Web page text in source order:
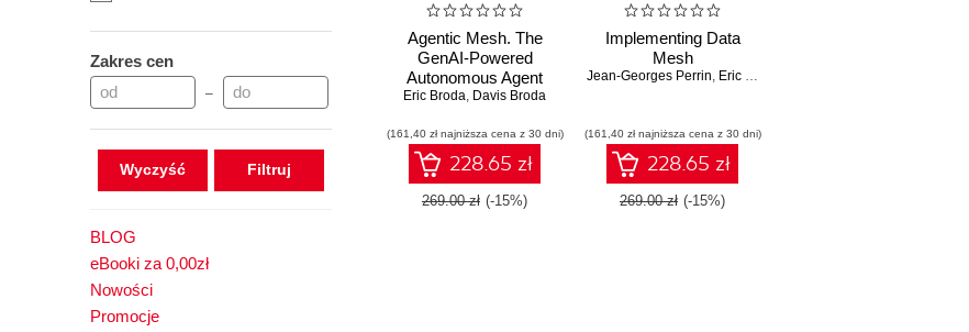
Zakres cen
–
Wyczyść
BLOG
eBooki za 0,00zł
Nowości
Promocje
Agentic Mesh. The
GenAI-Powered
Autonomous Agent
Ecosystem
Eric Broda, Davis Broda
(161,40 zł najniższa cena z 30 dni)
228.65 zł
269.00 zł (-15%)
Implementing Data
Mesh
Jean-Georges Perrin, Eric Broda
(161,40 zł najniższa cena z 30 dni)
228.65 zł
269.00 zł (-15%)